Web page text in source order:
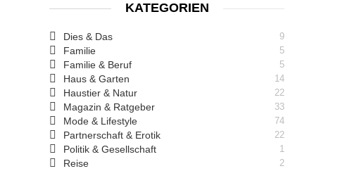
KATEGORIEN
Dies & Das 9
Familie 5
Familie & Beruf 5
Haus & Garten 14
Haustier & Natur 22
Magazin & Ratgeber 33
Mode & Lifestyle 74
Partnerschaft & Erotik 22
Politik & Gesellschaft 1
Reise 2